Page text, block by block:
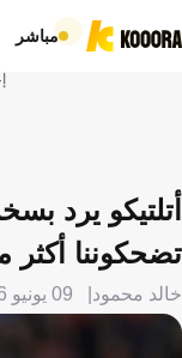
مباشر
أتلتيكو يرد
تضحكوننا أكثر
خالد محمود 09 يونيو 2026